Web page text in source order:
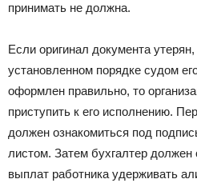
принимать не должна.
Если оригинал документа
установленном порядке судом
оформлен правильно, то
приступить к его исполнению.
должен ознакомиться под
листом. Затем бухгалтер должен
выплат работника удерживать